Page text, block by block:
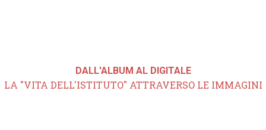
DALL'ALBUM AL DIGITALE
LA "VITA DELL'ISTITUTO" ATTRAVERSO LE IMMAGINI